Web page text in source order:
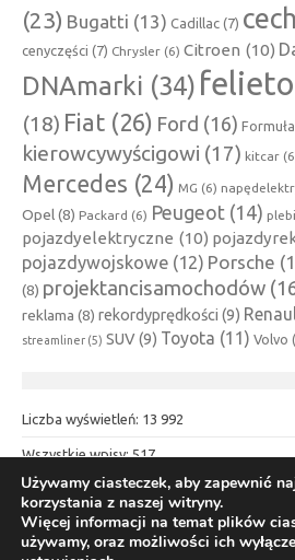
(23) Bugatti (13) Cadillac (7)
cenyczęści (7) Chrysler (6) Citroen (10)
DNAmarki (34)
(18) Fiat (26) Ford (16)
kierowcywyścigowi (17) kitcar
Mercedes (24) MG (6)
Opel(8) Packard (6) Peugeot (14)
pojazdyelektryczne (10)
pojazdywojskowe (12) Porsche
(8) projektancisamochodów
reklama (8) rekordyprędkości (9)
streamliner (5) SUV(9) Toyota (11) Volvo
Liczba wyświetleń: 13 992
Wszystkie wpisy: 517
Historia z kołem w tle © 2014-2026
Używamy ciasteczek, aby zapewnić
korzystania z naszej witryny.
Więcej informacji na temat plików
używamy, oraz możliwości ich